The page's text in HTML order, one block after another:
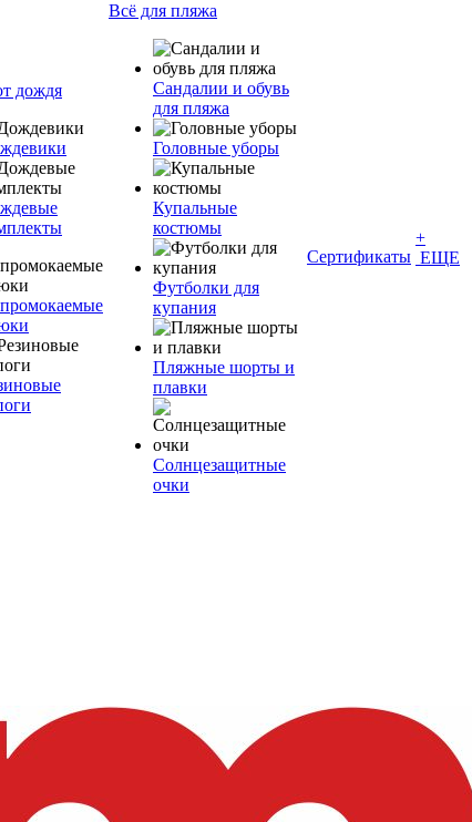
дождя
Всё для пляжа
Сандалии и обувь
для пляжа
Головные уборы
Купальные
костюмы
Футболки для
купания
Пляжные шорты и
плавки
Солнцезащитные
очки
Сертификаты
+
ЕЩЕ